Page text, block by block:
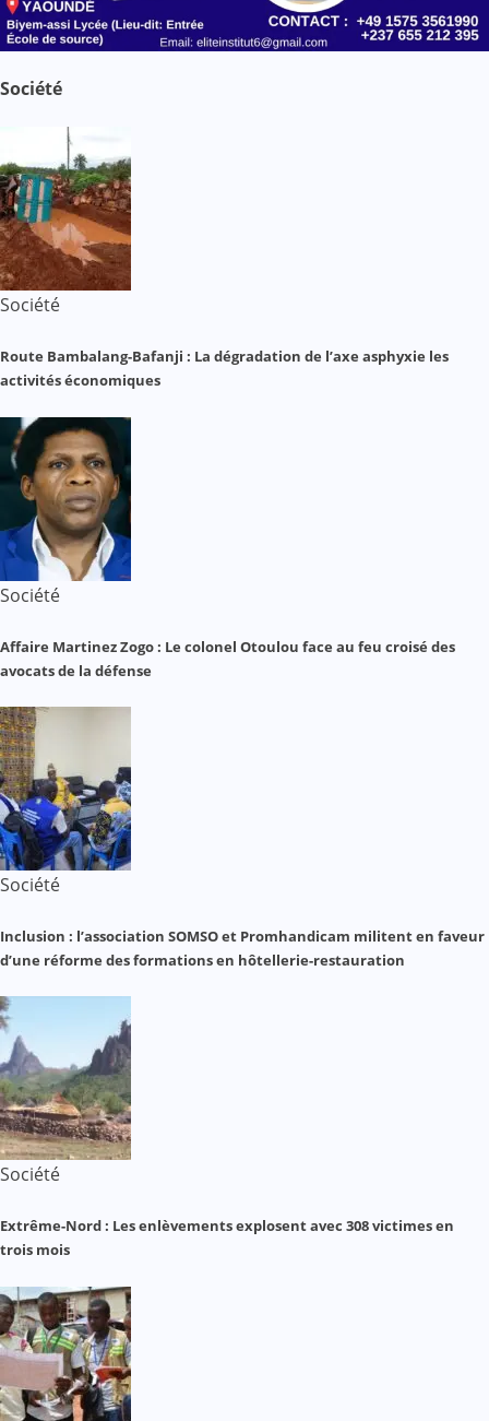
Société
Société
Route Bambalang-Bafanji : La dégradation de l’axe asphyxie les
activités économiques
Société
Affaire Martinez Zogo : Le colonel Otoulou face au feu croisé des
avocats de la défense
Société
Inclusion : l’association SOMSO et Promhandicam militent en faveur
d’une réforme des formations en hôtellerie-restauration
Société
Extrême-Nord : Les enlèvements explosent avec 308 victimes en
trois mois